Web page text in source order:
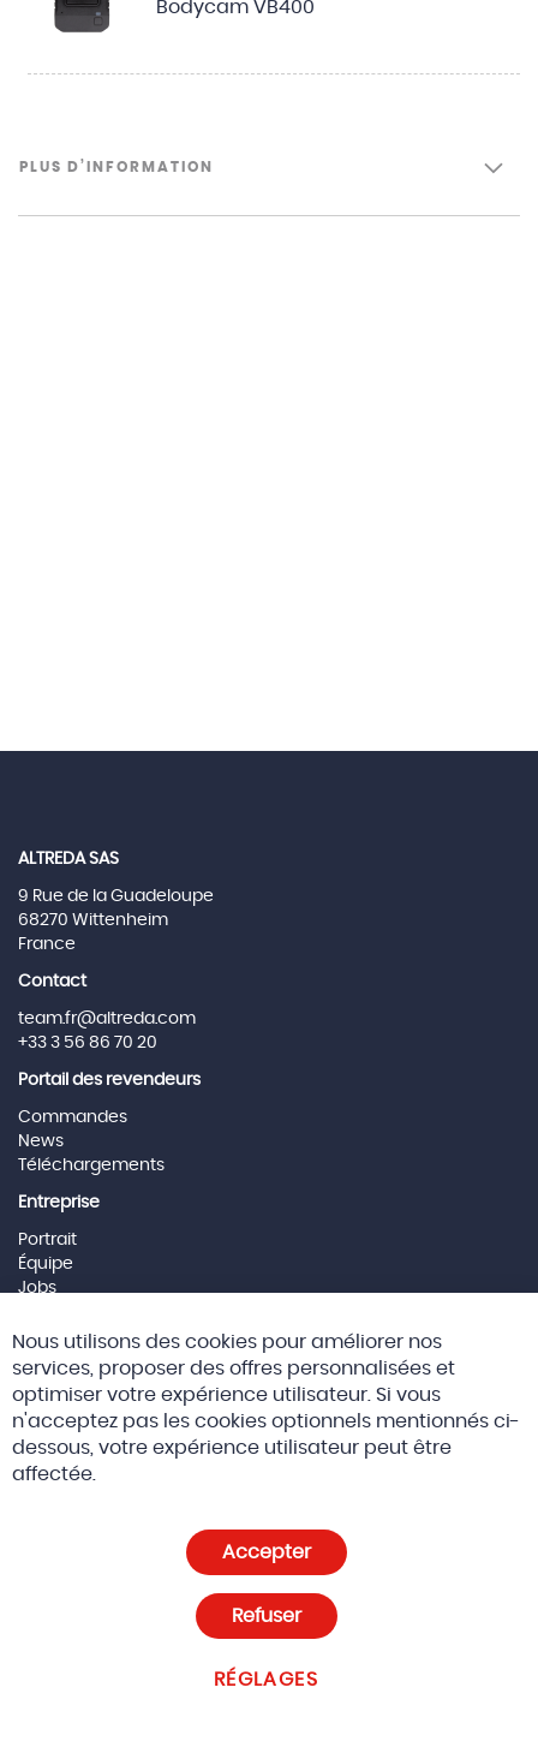
Bodycam VB400
PLUS D’INFORMATION
ALTREDA SAS
9 Rue de la Guadeloupe
68270 Wittenheim
France
Contact
team.fr@altreda.com
+33 3 56 86 70 20
Portail des revendeurs
Commandes
News
Téléchargements
Entreprise
Portrait
Équipe
Jobs
Social Media
© 2026 Altreda SAS CGV
Paramètres des cookies
Nous utilisons des cookies pour améliorer nos
services, proposer des offres personnalisées et
optimiser votre expérience utilisateur. Si vous
n'acceptez pas les cookies optionnels mentionnés ci-
dessous, votre expérience utilisateur peut être
affectée.
Accepter
RÉGLAGES
Refuser